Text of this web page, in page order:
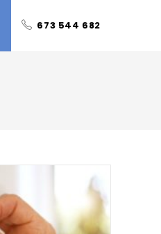
673 544 682